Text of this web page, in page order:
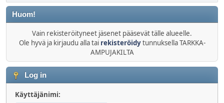
Huom!
Vain rekisteröityneet jäsenet pääsevät tälle alueelle.
Ole hyvä ja kirjaudu alla tai rekisteröidytunnuksella TARKKA-
AMPUJAKILTA
Log in
Käyttäjänimi: